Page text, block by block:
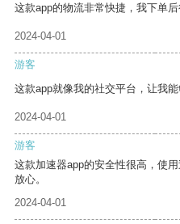
这款app的物流非常快捷，我下单后
2024-04-01
游客
这款app就像我的社交平台，让我
2024-04-01
游客
这款加速器app的安全性很高，使
放心。
2024-04-01